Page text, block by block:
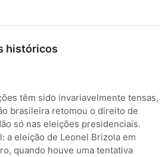
históricos
têm sido invariavelmente tensas,
brasileira retomou o direito de
só nas eleições presidenciais.
a eleição de Leonel Brizola em
quando houve uma tentativa